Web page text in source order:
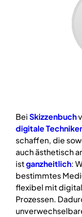
BeiSkizzenbuch
digitale
schaffen, die
auch ästhetisch
istganzheitlich:
bestimmtes
flexibel mit
Prozessen.